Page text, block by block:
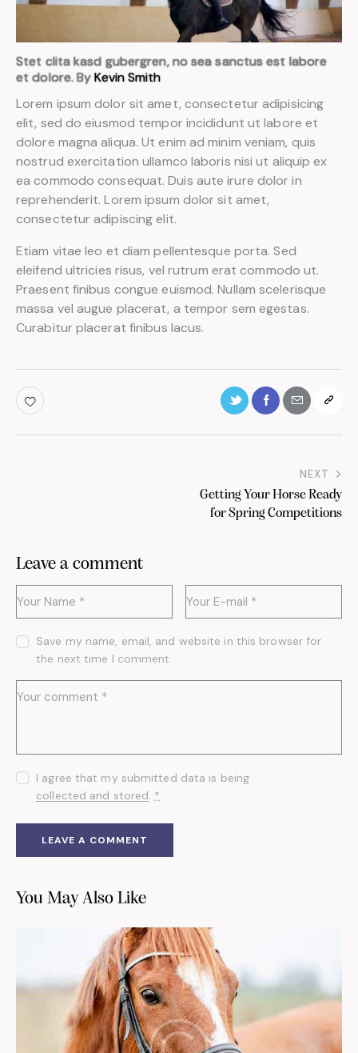
Stet clita kasd gubergren, no sea sanctus est labore
et dolore. ByKevin Smith
Lorem ipsum dolor sit amet, consectetur adipisicing
elit, sed do eiusmod tempor incididunt ut labore et
dolore magna aliqua. Ut enim ad minim veniam, quis
nostrud exercitation ullamco laboris nisi ut aliquip ex
ea commodo consequat. Duis aute irure dolor in
reprehenderit. Lorem ipsum dolor sit amet,
consectetur adipiscing elit.
Etiam vitae leo et diam pellentesque porta. Sed
eleifend ultricies risus, vel rutrum erat commodo ut.
Praesent finibus congue euismod. Nullam scelerisque
massa vel augue placerat, a tempor sem egestas.
Curabitur placerat finibus lacus.
NEXT
Getting Your Horse Ready
for Spring Competitions
Leave a comment
Save my name, email, and website in this browser for
the next time I comment.
I agree that my submitted data is being
collected and stored. *
You May Also Like